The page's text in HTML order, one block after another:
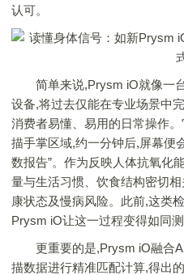
认可。
简单来说,Prysm iO就像一台
设备,将过去仅能在专业场景中
消费者易懂、易用的日常操作
描手掌区域,约一分钟后,屏幕便
数报告”。作为反映人体抗氧化
量与生活习惯、饮食结构密切
康状态及慢病风险。此前,这类
Prysm iO让这一过程变得如同测
更重要的是,Prysm iO融合AI
描数据进行精准匹配计算,得出